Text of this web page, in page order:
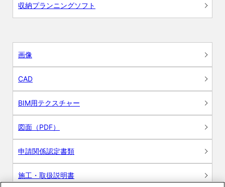
収納プランニングソフト
画像
CAD
BIM用テクスチャー
図面（PDF）
申請関係認定書類
施工・取扱説明書